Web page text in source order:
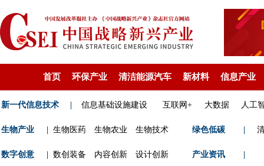
首页 环保产业 清洁能源汽车 新材料 信息产业
新一代信息技术 信息基础设施建设 互联网+ 大数据 人工
生物产业 生物医药 生物农业 生物技术 绿色低碳
数字创意 数创装备 内容创新 设计创新 产业资讯